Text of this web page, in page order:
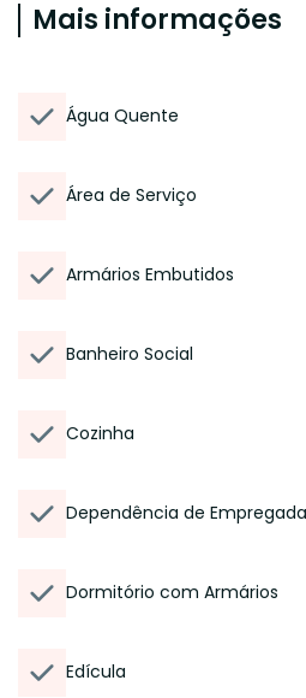
Mais informações
Água Quente
Área de Serviço
Armários Embutidos
Banheiro Social
Cozinha
Dependência de Empregada
Dormitório com Armários
Edícula